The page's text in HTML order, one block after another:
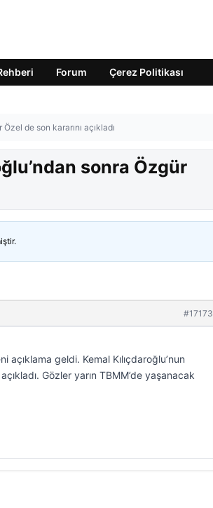
Forum Çerez Politikası
de son kararını açıkladı
sonra Özgür
#17173
açıklama geldi. Kemal Kılıçdaroğlu’nun
Gözler yarın TBMM’de yaşanacak